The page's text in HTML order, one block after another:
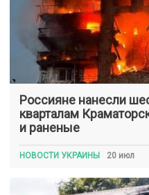
Россияне нанесли
кварталам
и раненые
НОВОСТИ УКРАИНЫ 20 июл